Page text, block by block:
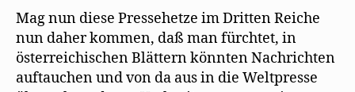
Mag nun diese Pressehetze im Dritten Reiche
nun daher kommen, daß man fürchtet, in
österreichischen Blättern könnten Nachrichten
auftauchen und von da aus in die Weltpresse